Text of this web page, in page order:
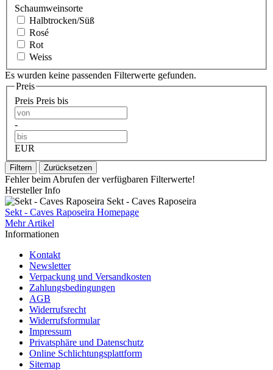
Schaumweinsorte
Halbtrocken/Süß
Rosé
Rot
Weiss
Es wurden keine passenden Filterwerte gefunden.
Preis
Preis Preis bis
-
EUR
Filtern Zurücksetzen
Fehler beim Abrufen der verfügbaren Filterwerte!
Hersteller Info
Sekt - Caves Raposeira
Sekt - Caves Raposeira Homepage
Mehr Artikel
Informationen
Kontakt
Newsletter
Verpackung und Versandkosten
Zahlungsbedingungen
AGB
Widerrufsrecht
Widerrufsformular
Impressum
Privatsphäre und Datenschutz
Online Schlichtungsplattform
Sitemap